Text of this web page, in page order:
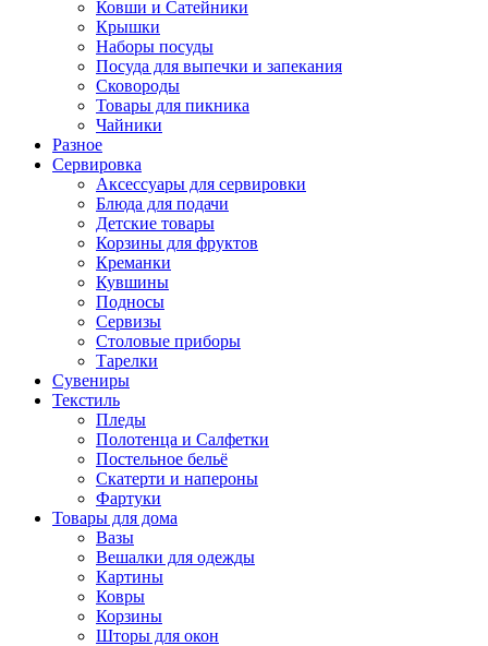
Ковши и Сатейники
Крышки
Наборы посуды
Посуда для выпечки и запекания
Сковороды
Товары для пикника
Чайники
Разное
Сервировка
Аксессуары для сервировки
Блюда для подачи
Детские товары
Корзины для фруктов
Креманки
Кувшины
Подносы
Сервизы
Столовые приборы
Тарелки
Сувениры
Текстиль
Пледы
Полотенца и Салфетки
Постельное бельё
Скатерти и напероны
Фартуки
Товары для дома
Вазы
Вешалки для одежды
Картины
Ковры
Корзины
Шторы для окон